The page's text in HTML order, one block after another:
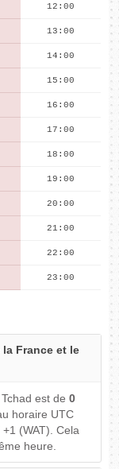
12:00
13:00
14:00
15:00
16:00
17:00
18:00
19:00
20:00
21:00
22:00
23:00
France et le
est de0
horaire UTC
(WAT). Cela
heure.